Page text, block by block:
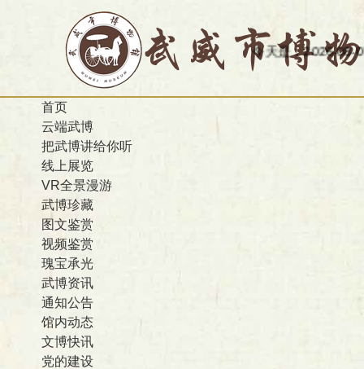
今天是：2026-08-07
首页
云端武博
把武博讲给你听
线上展览
VR全景漫游
武博珍藏
图文鉴赏
视频鉴赏
瑰宝承光
武博资讯
通知公告
馆内动态
文博快讯
党的建设